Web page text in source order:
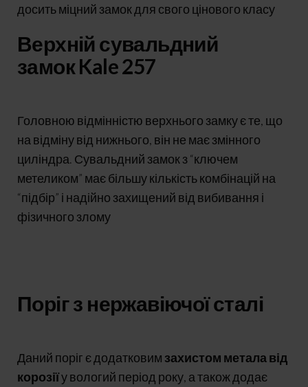
досить міцний замок для свого цінового класу
Верхній сувальдний
замок Kale 257
Головною відмінністю верхнього замку є те, що
на відміну від нижнього, він не має змінного
циліндра. Сувальдний замок з “ключем
метеликом” має більшу кількість комбінацій на
“підбір” і надійно захищений від вибивання і
фізичного злому
Поріг з нержавіючої сталі
Даний поріг є додатковим захистом метала від
корозіїу вологий період року, а також додає